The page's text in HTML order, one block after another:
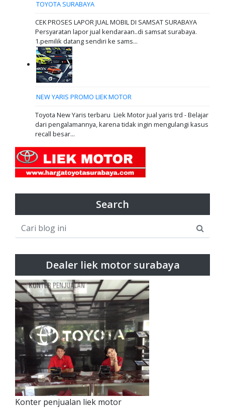
TOYOTA SURABAYA
CEK PROSES LAPOR JUAL MOBIL DI SAMSAT SURABAYA
Persyaratan lapor jual kendaraan..di samsat surabaya.
1.pemilik datang sendiri ke sams...
NEW YARIS PROMO LIEK MOTOR
Toyota New Yaris terbaru Liek Motor jual yaris trd - Belajar
dari pengalamannya, karena tidak ingin mengulangi kasus
recall besar...
Search
Dealer liek motor surabaya
Konter penjualan liek motor